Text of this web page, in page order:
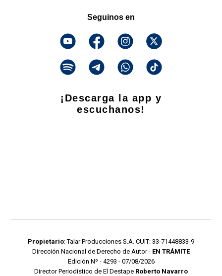
Seguinos en
¡Descarga la app y
escuchanos!
Propietario: Talar Producciones S.A. CUIT: 33-71448833-9
Dirección Nacional de Derecho de Autor - EN TRÁMITE
Edición Nº - 4293 - 07/08/2026
Director Periodístico de El Destape Roberto Navarro